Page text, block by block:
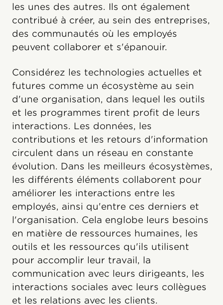
les unes des autres. Ils ont également
contribué à créer, au sein des entreprises,
des communautés où les employés
peuvent collaborer et s'épanouir.
Considérez les technologies actuelles et
futures comme un écosystème au sein
d'une organisation, dans lequel les outils
et les programmes tirent profit de leurs
interactions. Les données, les
contributions et les retours d'information
circulent dans un réseau en constante
évolution. Dans les meilleurs écosystèmes,
les différents éléments collaborent pour
améliorer les interactions entre les
employés, ainsi qu'entre ces derniers et
l'organisation. Cela englobe leurs besoins
en matière de ressources humaines, les
outils et les ressources qu'ils utilisent
pour accomplir leur travail, la
communication avec leurs dirigeants, les
interactions sociales avec leurs collègues
et les relations avec les clients.